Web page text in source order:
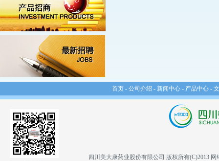
首页- 公司介绍 -新闻中心- 产品中心-
四川美大康药业股份有限公司 版权所有(C)2013 网